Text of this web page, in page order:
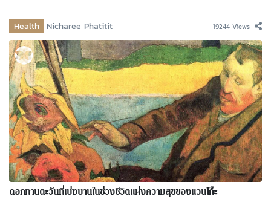
Health Nicharee Phatitit 19244 Views
ดอกทานตะวันที่เบ่งบานในช่วงชีวิตแห่งความสุขของแวนโก๊ะ